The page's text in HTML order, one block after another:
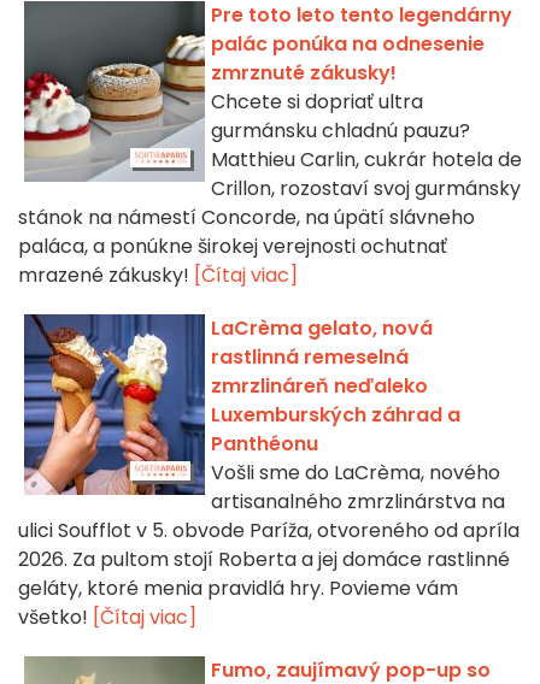
Pre toto leto tento legendárny
palác ponúka na odnesenie
zmrznuté zákusky!
Chcete si dopriať ultra
gurmánsku chladnú pauzu?
Matthieu Carlin, cukrár hotela de
Crillon, rozostaví svoj gurmánsky
stánok na námestí Concorde, na úpätí slávneho
paláca, a ponúkne širokej verejnosti ochutnať
mrazené zákusky! [Čítaj viac]
LaCrèma gelato, nová
rastlinná remeselná
zmrzlináreň neďaleko
Luxemburských záhrad a
Panthéonu
Vošli sme do LaCrèma, nového
artisanalného zmrzlinárstva na
ulici Soufflot v 5. obvode Paríža, otvoreného od apríla
2026. Za pultom stojí Roberta a jej domáce rastlinné
geláty, ktoré menia pravidlá hry. Povieme vám
všetko! [Čítaj viac]
Fumo, zaujímavý pop-up so